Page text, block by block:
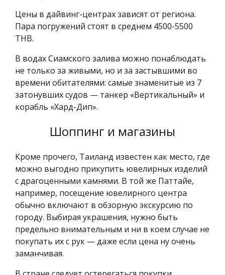
Цены в дайвинг-центрах зависят от региона.
Пара погружений стоят в среднем 4500-5500
THB.
В водах Сиамского залива можно понаблюдать
не только за живыми, но и за застывшими во
времени обитателями: самые знаменитые из 7
затонувших судов — танкер «Вертикальный» и
корабль «Хард-Дип».
Шоппинг и магазины
Кроме прочего, Таиланд известен как место, где
можно выгодно прикупить ювелирных изделий
с драгоценными камнями. В той же Паттайе,
например, посещение ювелирного центра
обычно включают в обзорную экскурсию по
городу. Выбирая украшения, нужно быть
предельно внимательным и ни в коем случае не
покупать их с рук — даже если цена ну очень
заманчивая.